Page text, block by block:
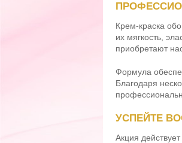
Крем-краска
их мягкость,
приобретают
Формула
Благодаря
УСПЕЙТЕ
Акция